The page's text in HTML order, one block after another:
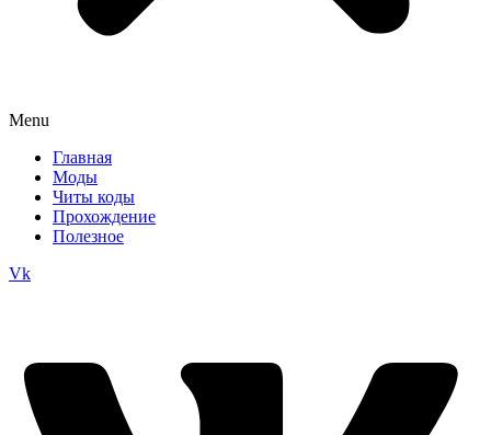
Menu
Главная
Моды
Читы коды
Прохождение
Полезное
Vk